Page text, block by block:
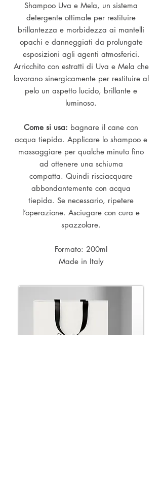
Shampoo Uva e Mela, un sistema
detergente ottimale per restituire
brillantezza e morbidezza ai mantelli
opachi e danneggiati da prolungate
esposizioni agli agenti atmosferici.
Arricchito con estratti di Uva e Mela che
lavorano sinergicamente per restituire al
pelo un aspetto lucido, brillante e
luminoso.
Come si usa: bagnare il cane con
acqua tiepida. Applicare lo shampoo e
massaggiare per qualche minuto fino
ad ottenere una schiuma
compatta. Quindi risciacquare
abbondantemente con acqua
tiepida. Se necessario, ripetere
l’operazione. Asciugare con cura e
spazzolare.
Formato: 200ml
Made in Italy